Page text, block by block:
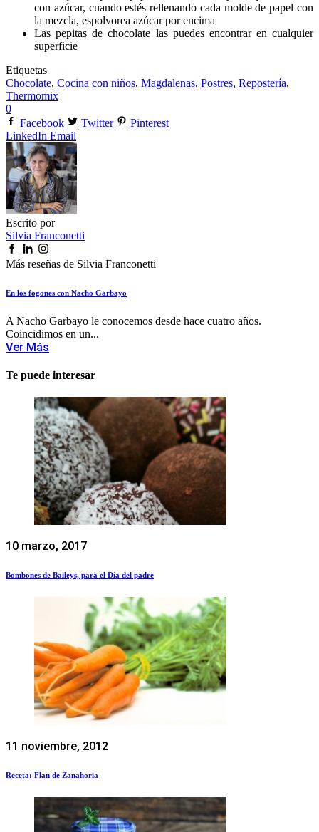
con azúcar, cuando estés rellenando cada molde de papel con
la mezcla, espolvorea azúcar por encima
Las pepitas de chocolate las puedes encontrar en cualquier
superficie
Etiquetas
Chocolate, Cocina con niños, Magdalenas, Postres, Repostería,
Thermomix
0
Facebook
Twitter
Pinterest
LinkedIn Email
Escrito por
Silvia Franconetti
Más reseñas de Silvia Franconetti
En los fogones con Nacho Garbayo
A Nacho Garbayo le conocemos desde hace cuatro años.
Coincidimos en un...
Ver Más
Te puede interesar
10 marzo, 2017
Bombones de Baileys, para el Día del padre
11 noviembre, 2012
Receta: Flan de Zanahoria